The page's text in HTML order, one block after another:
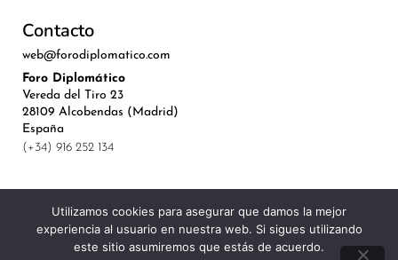
Contacto
web@forodiplomatico.com
Foro Diplomático
Vereda del Tiro 23
28109 Alcobendas (Madrid)
España
(+34) 916 252 134
©Royal Lis Spain 2024
Utilizamos cookies para asegurar que damos la mejor
experiencia al usuario en nuestra web. Si sigues utilizando
este sitio asumiremos que estás de acuerdo.